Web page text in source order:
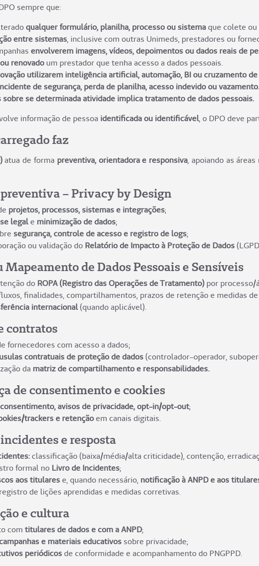
sempre que:
qualquer formulário, planilha, processo ou sistemaque colete
entre sistemas, inclusive com outras Unimeds, prestadores ou
envolverem imagens, vídeos, depoimentos ou dados reais de
renovado um prestador que tenha acesso a dados pessoais.
utilizarem inteligência artificial, automação, BI ou cruzamento de
de segurança, perda de planilha, acesso indevido ou vazamento.
sobre se determinada atividade implica tratamento de dados pessoais.
informação de pessoa identificada ou identificável, o DPO deve
faz
atua de forma preventiva, orientadora e responsiva, apoiando as
– Privacy by Design
projetos, processos, sistemas e integrações;
legale minimização de dados;
segurança, controle de acesso e registro de logs;
ou validação do Relatório de Impacto à Proteção de Dados
Mapeamento de Dados Pessoais e Sensíveis
do ROPA (Registro das Operações de Tratamento) por processo/
finalidades, compartilhamentos, prazos de retenção e medidas
internacional(quando aplicável).
contratos
fornecedores com acesso a dados;
contratuais de proteção de dados(controlador–operador,
da matriz de compartilhamento e responsabilidades.
de consentimento e cookies
consentimento, avisos de privacidade, opt-in/opt-out;
trackers e retençãoem canais digitais.
e resposta
classificação (baixa/média/alta criticidade), contenção,
formal no Livro de Incidentes;
aos titularese, quando necessário, notificação à ANPD e aos
registro de lições aprendidas e medidas corretivas.
e cultura
com titulares de dados e com a ANPD;
e materiais educativos sobre privacidade;
periódicosde conformidade e acompanhamento do PNGPPD.